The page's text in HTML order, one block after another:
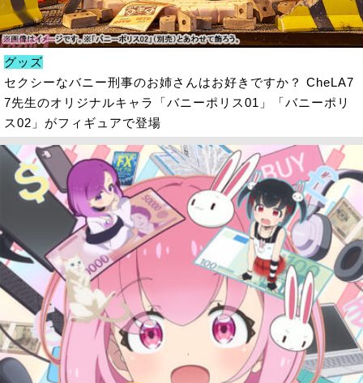
グッズ
セクシーなバニー刑事のお姉さんはお好きですか？ CheLA7
7先生のオリジナルキャラ「バニーポリス01」「バニーポリ
ス02」がフィギュアで登場